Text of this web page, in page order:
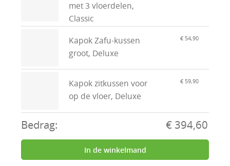
met 3 vloerdelen,
Classic
Kapok Zafu-kussen
groot, Deluxe
€ 54,90
Kapok zitkussen voor
op de vloer, Deluxe
€ 59,90
Bedrag: € 394,60
In de winkelmand